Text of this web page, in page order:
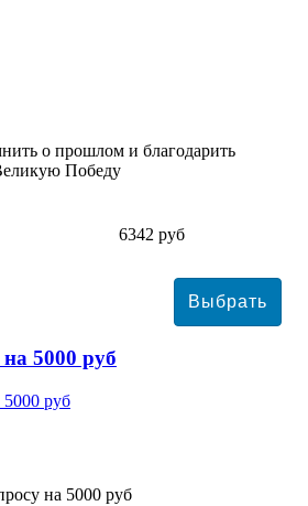
о прошлом и благодарить
Победу
6342 руб
5000 руб
на 5000 руб